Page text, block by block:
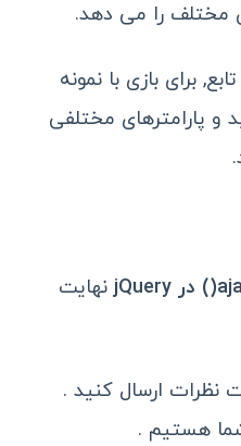
برای بازی با نمونه
و پارامترهای مختلفی
نهایت
نظرات ارسال کنید .
هستیم .